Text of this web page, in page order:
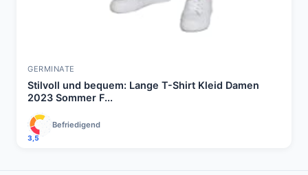
GERMINATE
Stilvoll und bequem: Lange T-Shirt Kleid Damen
2023 Sommer F...
3,5
Befriedigend